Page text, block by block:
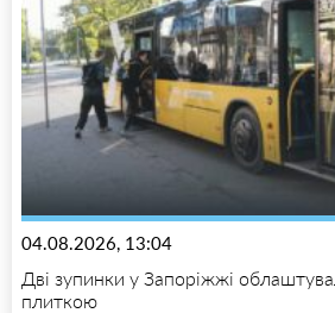
04.08.2026, 13:04
Дві зупинки у Запоріжжі
плиткою